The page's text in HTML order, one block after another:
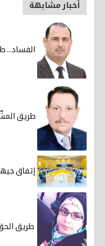
أخبار مشابهة
الفساد...
طريق
إتفاق
طريق